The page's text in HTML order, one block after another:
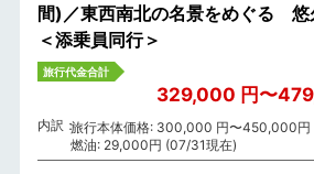
間)／東西南北の名景をめぐる 悠
＜添乗員同行＞
旅行代金合計
329,000 円〜
内訳 旅行本体価格: 300,000 円〜450,000円
燃油: 29,000円 (07/31現在)